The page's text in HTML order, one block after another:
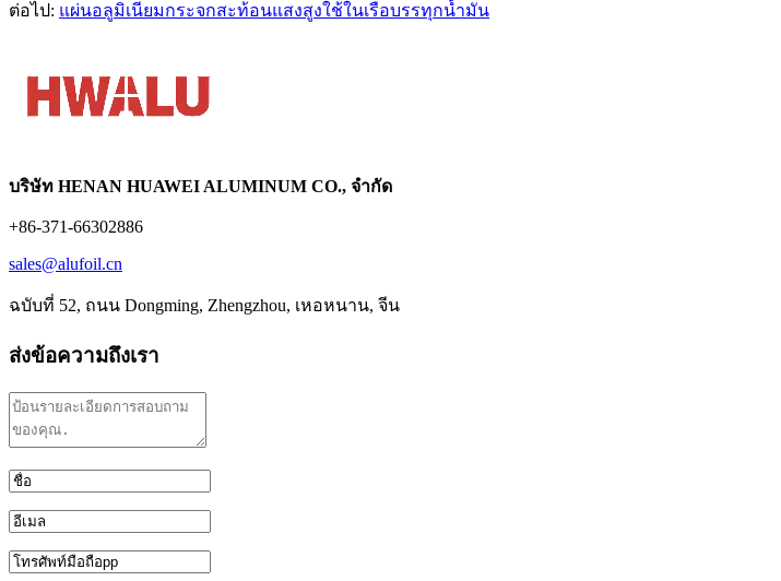
ต่อไป: แผ่นอลูมิเนียมกระจกสะท้อนแสงสูงใช้ในเรือบรรทุกน้ำมัน
บริษัท HENAN HUAWEI ALUMINUM CO., จำกัด
+86-371-66302886
sales@alufoil.cn
ฉบับที่ 52, ถนน Dongming, Zhengzhou, เหอหนาน, จีน
ส่งข้อความถึงเรา